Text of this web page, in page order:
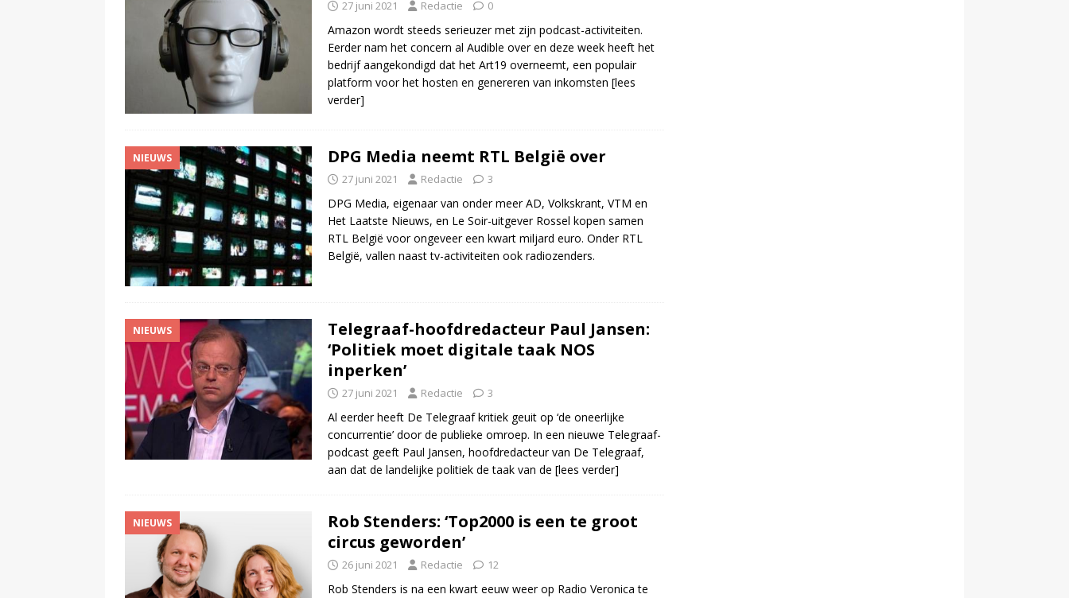
27 juni 2021 Redactie 0
Amazon wordt steeds serieuzer met zijn podcast-activiteiten.
Eerder nam het concern al Audible over en deze week heeft het
bedrijf aangekondigd dat het Art19 overneemt, een populair
platform voor het hosten en genereren van inkomsten [lees
verder]
NIEUWS DPG Media neemt RTL België over
27 juni 2021 Redactie 3
DPG Media, eigenaar van onder meer AD, Volkskrant, VTM en
Het Laatste Nieuws, en Le Soir-uitgever Rossel kopen samen
RTL België voor ongeveer een kwart miljard euro. Onder RTL
België, vallen naast tv-activiteiten ook radiozenders.
NIEUWS
Telegraaf-hoofdredacteur Paul Jansen:
‘Politiek moet digitale taak NOS
inperken’
27 juni 2021 Redactie 3
Al eerder heeft De Telegraaf kritiek geuit op ‘de oneerlijke
concurrentie’ door de publieke omroep. In een nieuwe Telegraaf-
podcast geeft Paul Jansen, hoofdredacteur van De Telegraaf,
aan dat de landelijke politiek de taak van de [lees verder]
NIEUWS
Rob Stenders: ‘Top2000 is een te groot
circus geworden’
26 juni 2021 Redactie 12
Rob Stenders is na een kwart eeuw weer op Radio Veronica te